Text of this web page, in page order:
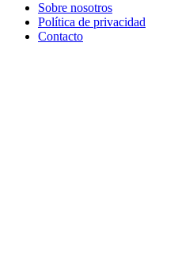
Sobre nosotros
Política de privacidad
Contacto